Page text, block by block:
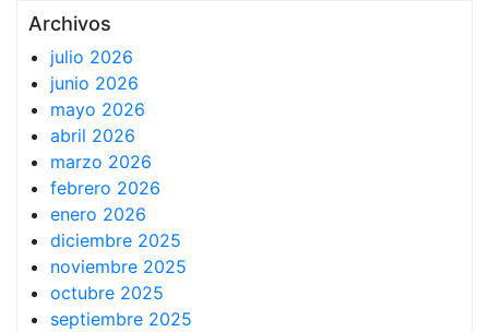
Archivos
julio 2026
junio 2026
mayo 2026
abril 2026
marzo 2026
febrero 2026
enero 2026
diciembre 2025
noviembre 2025
octubre 2025
septiembre 2025